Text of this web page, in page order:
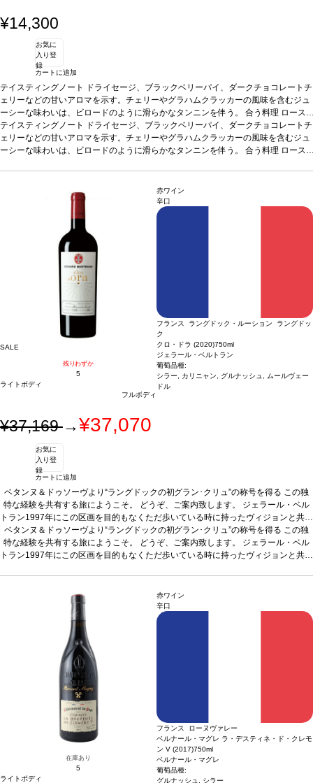
¥14,300
お気に
入り登
録
カートに追加
テイスティングノート
ドライセージ、ブラックベリーパイ、ダークチョコレートチ
ェリーなどの甘いアロマを示す。チェリーやグラハムクラッカーの風味を含むジュ
ーシーな味わいは、ビロードのように滑らかなタンニンを伴う。 合う料理 ロース
ト肉、シチュー、グリルした野菜葡萄品種90% ジンファンデル、10% プティ・シ
ラーサスティナブル認証IWCA／CWSA認証*本ヴィンテージが在庫切れの場合、
在庫があり価格が同様の場合は自動的に次のヴィンテージに変更されますのでご了
テイスティングノート
ドライセージ、ブラックベリーパイ、ダークチョコレートチ
ェリーなどの甘いアロマを示す。チェリーやグラハムクラッカーの風味を含むジュ
ーシーな味わいは、ビロードのように滑らかなタンニンを伴う。 合う料理 ロース
在庫があり価格が同様の場合は自動的に次のヴィンテージに変更されますのでご了
SALE
残りわずか
5
ライトボディ
フルボディ
赤ワイン
辛口
フランス ラングドック・ルーション ラングドッ
ク
クロ・ドラ (2020)750ml
ジェラール・ベルトラン
葡萄品種:
シラー, カリニャン, グルナッシュ, ムールヴェー
ドル
¥37,169→¥37,070
お気に
入り登
録
カートに追加
ベタンヌ＆ドゥソーヴより“ラングドックの初グラン･クリュ”の称号を得る この独
特な経験を共有する旅にようこそ。
どうぞ、ご案内致します。
ジェラール・ベル
トラン1997年にこの区画を目的もなくただ歩いている時に持ったヴィジョンと共に
始まった。 私自身が、平穏であり、自然と調和していた。 この経験から、創造愛
という考えが私の中で湧き上がってきた。 このテロワールから逸脱したワインを造
り出したいという考えが生まれた。15年後、初のヴィンテージを造ることができ
テイスティングノート深いガーネット色。力強く際立った特徴を示し、濃厚で凝縮
した味わいが口中に広がる。熟成したタンニンはすっきりとしているが、存在感が
ある。樽熟成のお陰で黒果実の深いアロマは魅惑的で、持続する。高い熟成のポテ
ルナッシュ、ムールヴェードル
デメテール（オーガニック/バイオダイナミッ
*本ヴィンテージが在庫切れの場合、在庫があり価格が同様の場合は自動的に
次のヴィンテージに変更されます、ご了承ください。
ベタンヌ＆ドゥソーヴより“ラングドックの初グラン･クリュ”の称号を得る この独
特な経験を共有する旅にようこそ。
どうぞ、ご案内致します。
ジェラール・ベル
トラン1997年にこの区画を目的もなくただ歩いている時に持ったヴィジョンと共に
り出したいという考えが生まれた。15年後、初のヴィンテージを造ることができ
ある。樽熟成のお陰で黒果実の深いアロマは魅惑的で、持続する。高い熟成のポテ
ンシャルを秘めた、傑出した一本。
合う料理
ムソテーとグレイビーソース添えなどと好相性
ルナッシュ、ムールヴェードル
*本ヴィンテージが在庫切れの場合、在庫があり価格が同様の場合は自動的に
次のヴィンテージに変更されます、ご了承ください。
在庫あり
5
ライトボディ
赤ワイン
辛口
フランス ローヌヴァレー
ベルナール・マグレ ラ・デスティネ・ド・クレモ
ン V (2017)750ml
ベルナール・マグレ
葡萄品種:
グルナッシュ, シラー